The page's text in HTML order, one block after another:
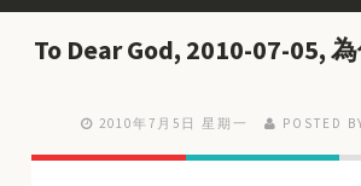
To Dear God, 2010-07-05,
2010年7月5日 星期一 POSTED